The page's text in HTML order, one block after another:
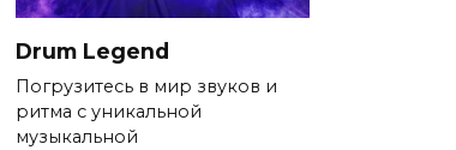
Drum Legend
Погрузитесь в мир звуков и
ритма с уникальной
музыкальной